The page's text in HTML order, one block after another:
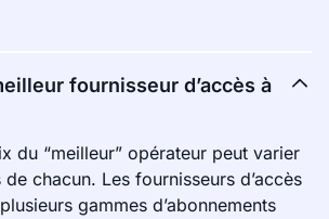
fournisseur d’accès à
du “meilleur” opérateur peut varier
chacun. Les fournisseurs d’accès
gammes d’abonnements